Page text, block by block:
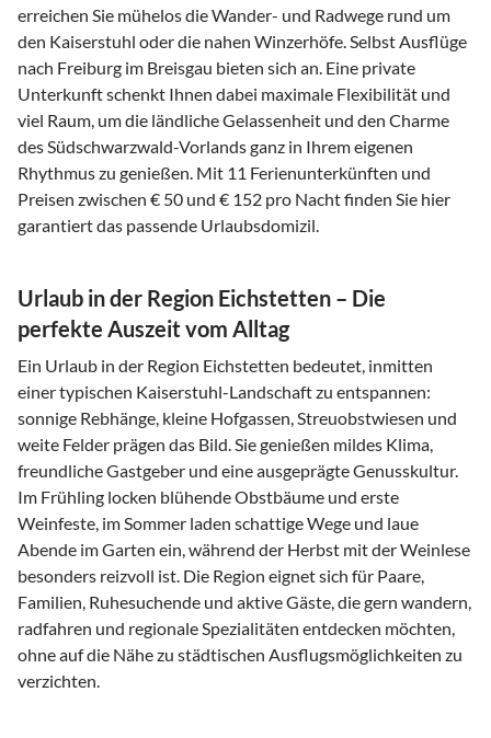
erreichen Sie mühelos die Wander- und Radwege rund um
den Kaiserstuhl oder die nahen Winzerhöfe. Selbst Ausflüge
nach Freiburg im Breisgau bieten sich an. Eine private
Unterkunft schenkt Ihnen dabei maximale Flexibilität und
viel Raum, um die ländliche Gelassenheit und den Charme
des Südschwarzwald-Vorlands ganz in Ihrem eigenen
Rhythmus zu genießen. Mit 11 Ferienunterkünften und
Preisen zwischen € 50 und € 152 pro Nacht finden Sie hier
garantiert das passende Urlaubsdomizil.
Urlaub in der Region Eichstetten – Die
perfekte Auszeit vom Alltag
Ein Urlaub in der Region Eichstetten bedeutet, inmitten
einer typischen Kaiserstuhl-Landschaft zu entspannen:
sonnige Rebhänge, kleine Hofgassen, Streuobstwiesen und
weite Felder prägen das Bild. Sie genießen mildes Klima,
freundliche Gastgeber und eine ausgeprägte Genusskultur.
Im Frühling locken blühende Obstbäume und erste
Weinfeste, im Sommer laden schattige Wege und laue
Abende im Garten ein, während der Herbst mit der Weinlese
besonders reizvoll ist. Die Region eignet sich für Paare,
Familien, Ruhesuchende und aktive Gäste, die gern wandern,
radfahren und regionale Spezialitäten entdecken möchten,
ohne auf die Nähe zu städtischen Ausflugsmöglichkeiten zu
verzichten.